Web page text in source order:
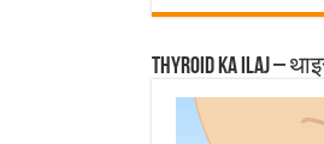
Thyroid ka ilaj –